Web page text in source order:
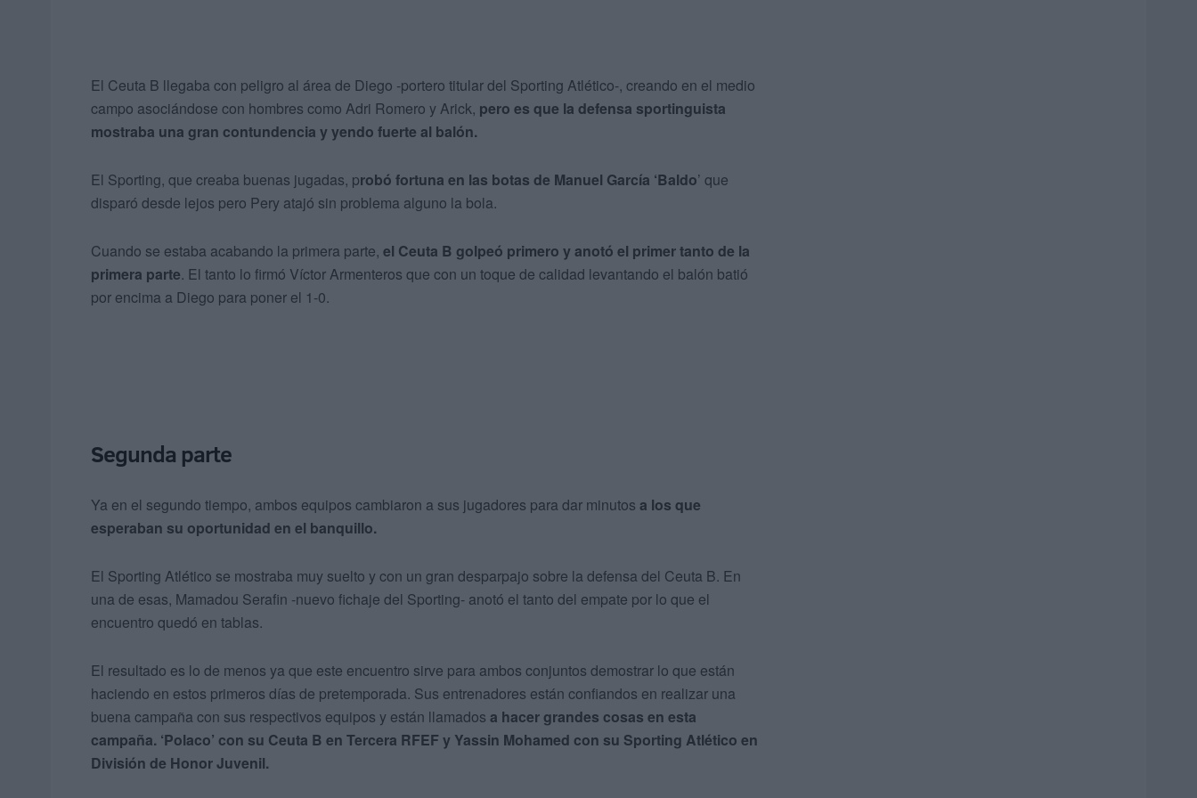
El Ceuta B llegaba con peligro al área de Diego -portero titular del Sporting Atlético-, creando en el medio
campo asociándose con hombres como Adri Romero y Arick, pero es que la defensa sportinguista
mostraba una gran contundencia y yendo fuerte al balón.
El Sporting, que creaba buenas jugadas, probó fortuna en las botas de Manuel García ‘Baldo’ que
disparó desde lejos pero Pery atajó sin problema alguno la bola.
Cuando se estaba acabando la primera parte, el Ceuta B golpeó primero y anotó el primer tanto de la
primera parte. El tanto lo firmó Víctor Armenteros que con un toque de calidad levantando el balón batió
por encima a Diego para poner el 1-0.
Segunda parte
Ya en el segundo tiempo, ambos equipos cambiaron a sus jugadores para dar minutos a los que
esperaban su oportunidad en el banquillo.
El Sporting Atlético se mostraba muy suelto y con un gran desparpajo sobre la defensa del Ceuta B. En
una de esas, Mamadou Serafin -nuevo fichaje del Sporting- anotó el tanto del empate por lo que el
encuentro quedó en tablas.
El resultado es lo de menos ya que este encuentro sirve para ambos conjuntos demostrar lo que están
haciendo en estos primeros días de pretemporada. Sus entrenadores están confiandos en realizar una
buena campaña con sus respectivos equipos y están llamados a hacer grandes cosas en esta
campaña. ‘Polaco’ con su Ceuta B en Tercera RFEF y Yassin Mohamed con su Sporting Atlético en
División de Honor Juvenil.